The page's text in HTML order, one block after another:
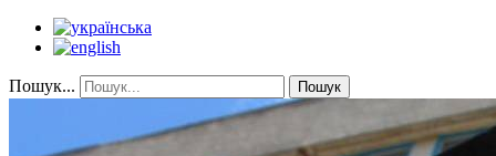
Пошук... Пошук